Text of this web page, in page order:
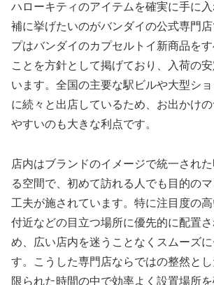
ハローキティのアイテムを確実に手に
補に挙げたいのがバンダイの公式専門
プはバンダイのカプセルトイ新商品を
ことを方針として掲げており、入荷の
います。全国の主要な駅ビルや大型シ
に続々と出店しているため、お出かけ
やすいのも大きな利点です。
店内はブランドのイメージで統一され
る空間で、初めて訪れる人でも目的の
工夫が施されています。特に注目度の
付近などの目立つ場所に優先的に配置
め、広い店内を迷うことなくスムーズ
す。こうした専門店ならではの整然とし
限られた時間の中で効率よく設置場所